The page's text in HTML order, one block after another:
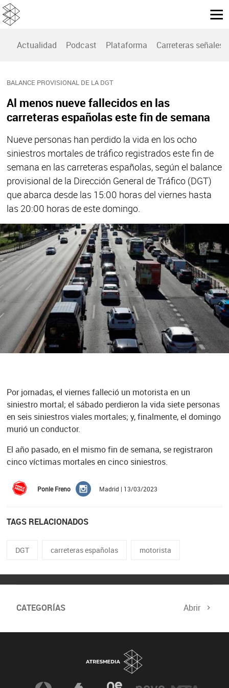
Actualidad Podcast Plataforma Carreteras señales
BALANCE PROVISIONAL DE LA DGT
Al menos nueve fallecidos en las
carreteras españolas este fin de semana
Nueve personas han perdido la vida en los ocho
siniestros mortales de tráfico registrados este fin de
semana en las carreteras españolas, según el balance
provisional de la Dirección General de Tráfico (DGT)
que abarca desde las 15:00 horas del viernes hasta
las 20:00 horas de este domingo.
Por jornadas, el viernes falleció un motorista en un
siniestro mortal; el sábado perdieron la vida siete personas
en seis siniestros viales mortales; y, finalmente, el domingo
murió un conductor.
El año pasado, en el mismo fin de semana, se registraron
cinco víctimas mortales en cinco siniestros.
Ponle Freno Madrid | 13/03/2023
TAGS RELACIONADOS
DGT carreteras españolas motorista
CATEGORÍAS Abrir